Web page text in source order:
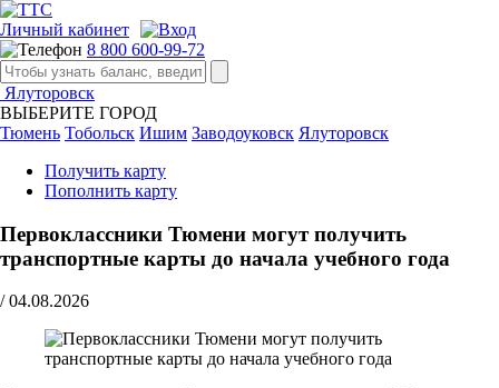
Личный кабинет
8 800 600-99-72
Ялуторовск
ВЫБЕРИТЕ ГОРОД
Тюмень Тобольск Ишим Заводоуковск Ялуторовск
Получить карту
Пополнить карту
Первоклассники Тюмени могут получить
транспортные карты до начала учебного года
/ 04.08.2026